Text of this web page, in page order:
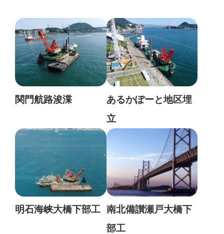
関門航路浚渫
あるかぽーと地区埋
立
明石海峡大橋下部工 南北備讃瀬戸大橋下
部工